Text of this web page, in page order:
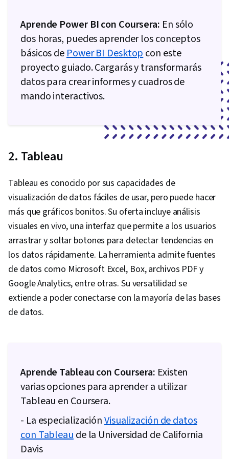
Aprende Power BI con Coursera: En sólo
dos horas, puedes aprender los conceptos
básicos dePower BI Desktopcon este
proyecto guiado. Cargarás y transformarás
datos para crear informes y cuadros de
mando interactivos.
2. Tableau
Tableau es conocido por sus capacidades de
visualización de datos fáciles de usar, pero puede hacer
más que gráficos bonitos. Su oferta incluye análisis
visuales en vivo, una interfaz que permite a los usuarios
arrastrar y soltar botones para detectar tendencias en
los datos rápidamente. La herramienta admite fuentes
de datos como Microsoft Excel, Box, archivos PDF y
Google Analytics, entre otras. Su versatilidad se
extiende a poder conectarse con la mayoría de las bases
de datos.
Aprende Tableau con Coursera: Existen
varias opciones para aprender a utilizar
Tableau en Coursera.
- La especializaciónVisualización de datos
con Tableaude la Universidad de California
Davis